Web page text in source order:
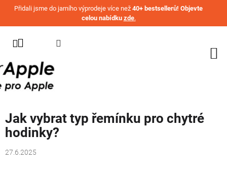
Přejít na obsah
Přidali jsme do jarního výprodeje více než 40+ bestsellerů! Objevte
celou nabídku zde.
IPHONE
MACBOOK
AIRPODS
Jak vybrat typ řemínku pro chytré
hodinky?
27.6.2025